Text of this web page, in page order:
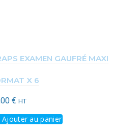
EXAMEN GAUFRÉ MAXI
X 6
€ HT
Ajouter au panier